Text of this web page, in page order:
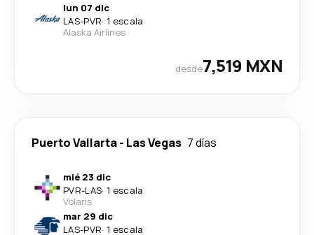
lun 07 dic
LAS-PVR· 1 escala
Alaska Airlines
desde7,519 MXN
Puerto Vallarta- Las Vegas 7 días
mié 23 dic
PVR-LAS· 1 escala
Volaris
mar 29 dic
LAS-PVR· 1 escala